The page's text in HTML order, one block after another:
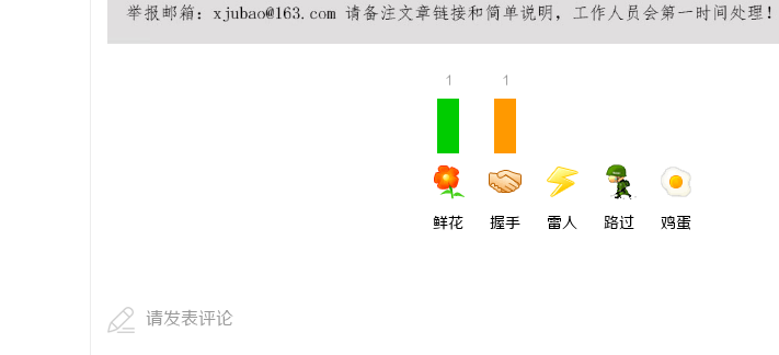
1
鲜花
1
握手 雷人 路过 鸡蛋
请发表评论